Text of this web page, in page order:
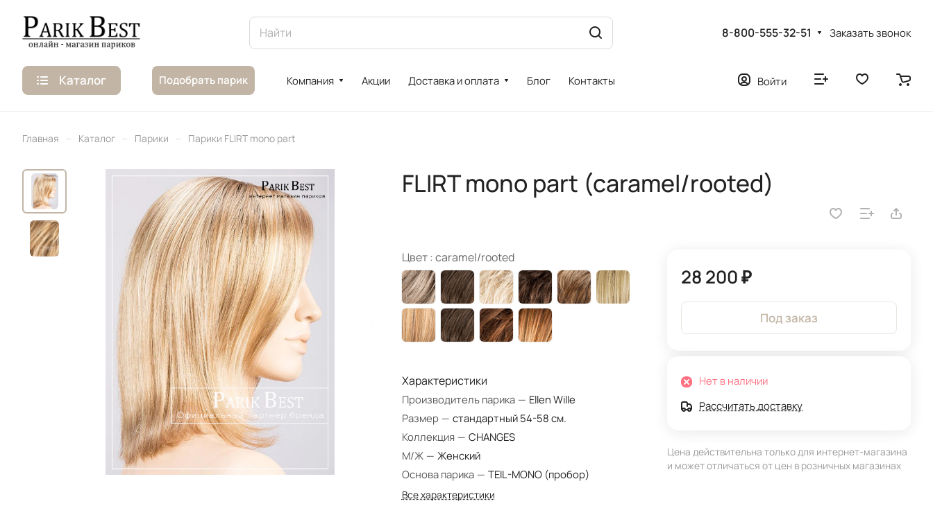
8-800-555-32-51 Заказать звонок
Каталог Подобрать парик Компания Акции Доставка и оплата Блог Контакты Войти
Главная – Каталог – Парики – Парики FLIRT mono part
FLIRT mono part (caramel/rooted)
Цвет : caramel/rooted
Характеристики
Производитель парика — Ellen Wille
Размер — стандартный 54-58 см.
Коллекция — CHANGES
М/Ж — Женский
Основа парика — TEIL-MONO (пробор)
Все характеристики
28 200 ₽
Под заказ
Нет в наличии
Рассчитать доставку
Цена действительна только для интернет-магазина
и может отличаться от цен в розничных магазинах